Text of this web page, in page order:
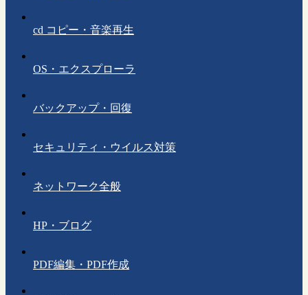
cd コピー・音楽再生
OS・エクスプローラ
バックアップ・回復
セキュリティ・ウイルス対策
ネットワーク全般
HP・ブログ
PDF編集・PDF作成